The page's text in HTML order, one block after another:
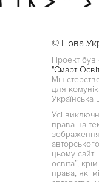
© Нова
Проект був
"Смарт
для
Українська
Усі
права на
зображення
цьому
освіта”,
права, які